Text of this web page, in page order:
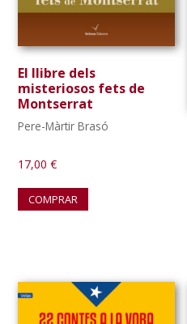
El llibre dels
misteriosos fets de
Montserrat
Pere-Màrtir Brasó
17,00€
COMPRAR